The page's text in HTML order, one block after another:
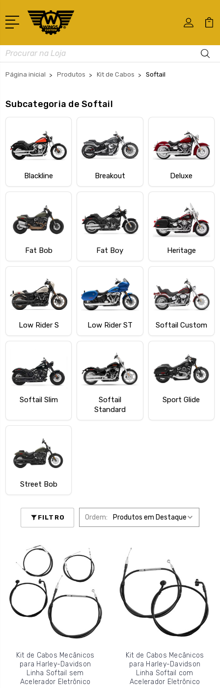
Busca
Página inicial Produtos Kit de Cabos Softail
Subcategoria de Softail
Blackline Breakout Deluxe
Fat Bob Fat Boy Heritage
Low Rider S Low Rider ST Softail Custom
Softail Slim
Softail
Standard
Sport Glide
Street Bob
FILTRO Ordem:
Kit de Cabos Mecânicos
para Harley-Davidson
Linha Softail sem
Acelerador Eletrônico
Kit de Cabos Mecânicos
para Harley-Davidson
Linha Softail com
Acelerador Eletrônico